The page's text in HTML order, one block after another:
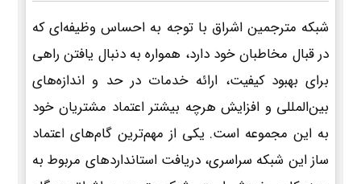
شبکه مترجمین اشراق با توجه به احساس وظیفه‌ای که
در قبال مخاطبان خود دارد، همواره به دنبال یافتن راهی
برای بهبود کیفیت، ارائه خدمات در حد و اندازه‌های
بین‌المللی و افزایش هرچه بیشتر اعتماد مشتریان خود
به این مجموعه است. یکی از مهم‌ترین گام‌های اعتماد
ساز این شبکه سراسری، دریافت استانداردهای مربوط به